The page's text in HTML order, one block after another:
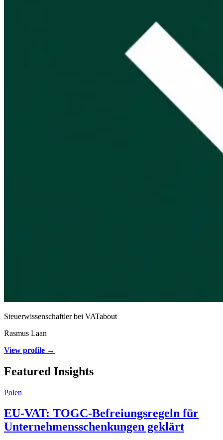
Steuerwissenschaftler bei VATabout
Rasmus Laan
View profile →
Featured Insights
Polen
EU-VAT: TOGC-Befreiungsregeln für
Unternehmensschenkungen geklärt